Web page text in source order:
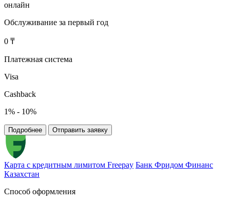
онлайн
Обслуживание за первый год
0 ₸
Платежная система
Visa
Cashback
1% - 10%
Подробнее Отправить заявку
Карта с кредитным лимитом Freepay Банк Фридом Финанс
Казахстан
Способ оформления